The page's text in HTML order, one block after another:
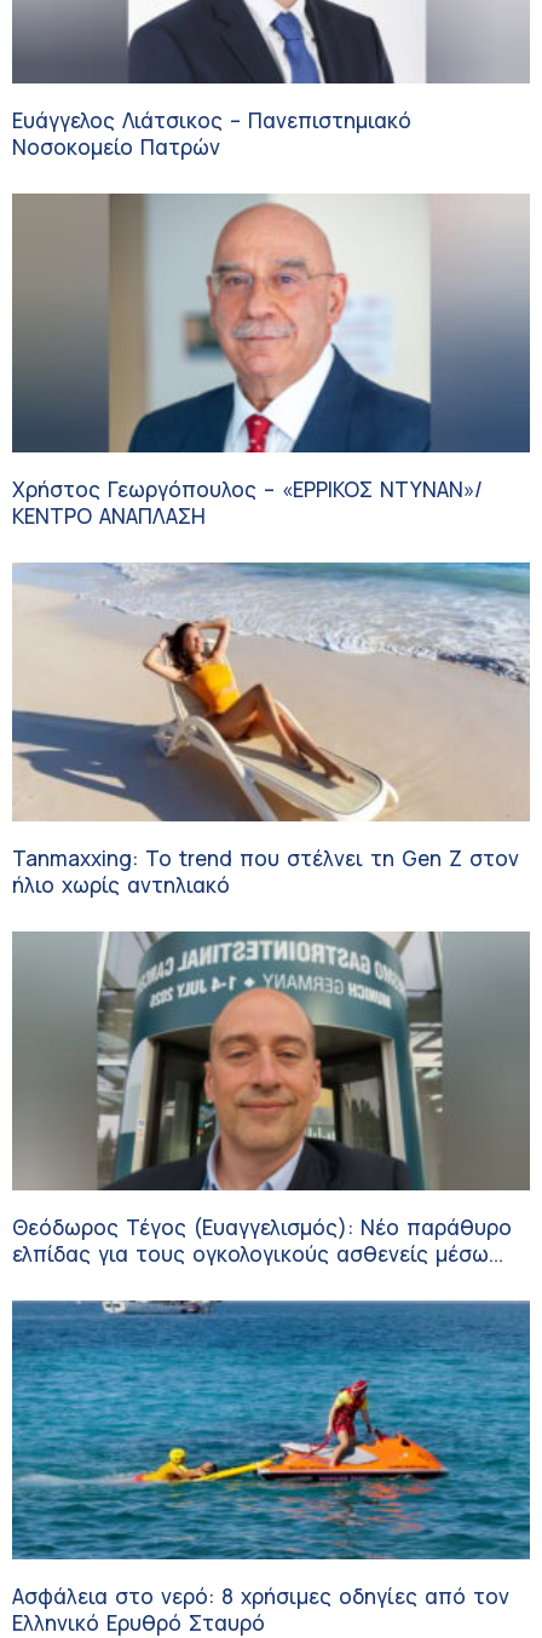
Ευάγγελος Λιάτσικος – Πανεπιστημιακό
Νοσοκομείο Πατρών
Χρήστος Γεωργόπουλος – «ΕΡΡΙΚΟΣ ΝΤΥΝΑΝ»/
ΚΕΝΤΡΟ ΑΝΑΠΛΑΣΗ
Tanmaxxing: To trend που στέλνει τη Gen Z στον
ήλιο χωρίς αντηλιακό
Θεόδωρος Τέγος (Ευαγγελισμός): Νέο παράθυρο
ελπίδας για τους ογκολογικούς ασθενείς μέσω
Ασφάλεια στο νερό: 8 χρήσιμες οδηγίες από τον
Ελληνικό Ερυθρό Σταυρό